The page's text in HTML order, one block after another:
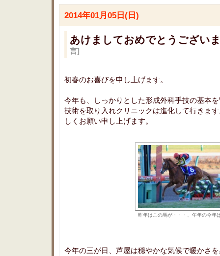
2014年01月05日(日)
あけましておめでとうござい
言]
初春のお喜びを申し上げます。
今年も、しっかりとした形成外科手技の基本
技術を取り入れクリニックは進化して行きま
しくお願い申し上げます。
昨年はこの馬が・・・、午年の今年
今年の三が日、芦屋は穏やかな気候で暖かさ